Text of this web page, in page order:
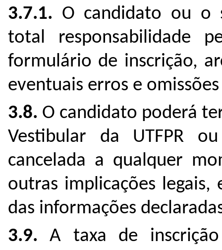
3.7.1. O candidato ou o
total responsabilidade
formulário de inscrição,
eventuais erros e
3.8. O candidato poderá
Vestibular da UTFPR
cancelada a qualquer
outras implicações
das informações
3.9. A taxa de